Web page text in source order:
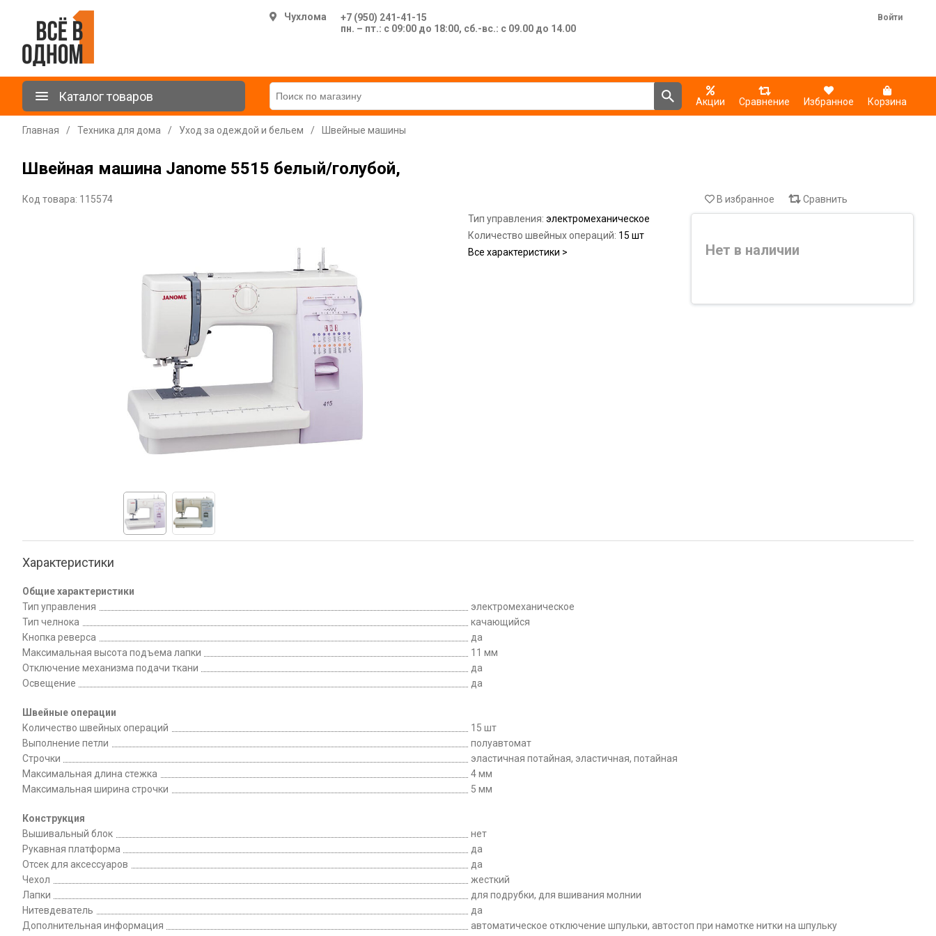
Чухлома
+7 (950) 241-41-15
пн. – пт.: с 09:00 до 18:00, сб.-вс.: с 09.00 до 14.00
Войти
Каталог товаров Акции Сравнение Избранное Корзина
Главная / Техника для дома / Уход за одеждой и бельем / Швейные машины
Швейная машина Janome 5515 белый/голубой,
Код товара: 115574
Тип управления: электромеханическое
Количество швейных операций: 15 шт
Все характеристики >
В избранное Сравнить
Нет в наличии
Характеристики
Общие характеристики
Тип управления
электромеханическое
Тип челнока
качающийся
Кнопка реверса
да
Максимальная высота подъема лапки
11 мм
Отключение механизма подачи ткани
да
Освещение
да
Швейные операции
Количество швейных операций
15 шт
Выполнение петли
полуавтомат
Строчки
эластичная потайная, эластичная, потайная
Максимальная длина стежка
4 мм
Максимальная ширина строчки
5 мм
Конструкция
Вышивальный блок
нет
Рукавная платформа
да
Отсек для аксессуаров
да
Чехол
жесткий
Лапки
для подрубки, для вшивания молнии
Нитевдеватель
да
Дополнительная информация
автоматическое отключение шпульки, автостоп при намотке нитки на шпульку